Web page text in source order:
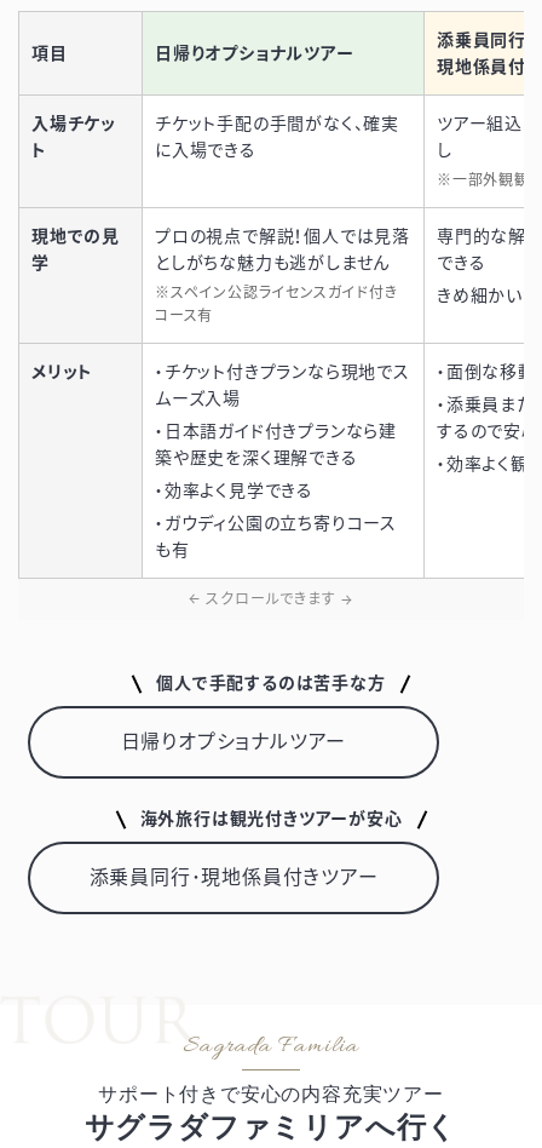
項目 日帰りオプショナルツアー
添乗員同行
現地係員付
入場チケッ
ト
チケット手配の手間がなく、確実
に入場できる
ツアー組込
し
※一部外観観
現地での見
学
プロの視点で解説！個人では見落
としがちな魅力も逃がしません
※スペイン公認ライセンスガイド付き
コース有
専門的な解
できる
きめ細かい
メリット
・チケット付きプランなら現地でス
ムーズ入場
・日本語ガイド付きプランなら建
築や歴史を深く理解できる
・効率よく見学できる
・ガウディ公園の立ち寄りコース
も有
・面倒な移
・添乗員ま
するので安心
・効率よく観
個人で手配するのは苦手な方
日帰りオプショナルツアー
海外旅行は観光付きツアーが安心
添乗員同行･現地係員付きツアー
サグラダファミリアへ行く
サポート付きで安心の内容充実ツアー